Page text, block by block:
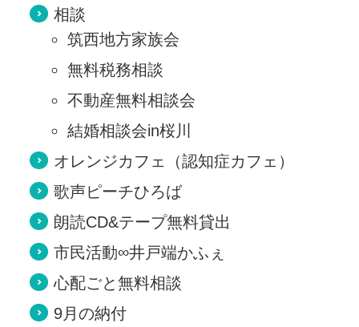
相談
筑西地方家族会
無料税務相談
不動産無料相談会
結婚相談会in桜川
オレンジカフェ（認知症カフェ）
歌声ピーチひろば
朗読CD&テープ無料貸出
市民活動∞井戸端かふぇ
心配ごと無料相談
9月の納付